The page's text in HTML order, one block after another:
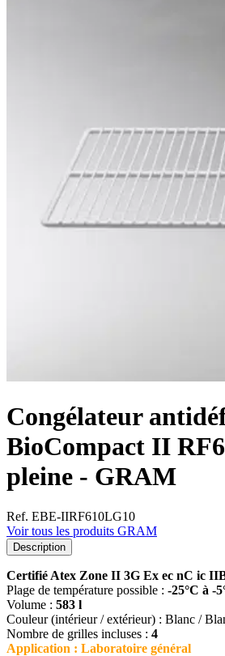
Congélateur
BioCompact II
pleine - GRAM
Ref. EBE-IIRF610LG10
Voir tous les produits GRAM
Description
Certifié Atex Zone II 3G Ex ec nC ic
Plage de température possible : -25°C à -
Volume : 583 l
Couleur (intérieur / extérieur) : Blanc /
Nombre de grilles incluses : 4
Application : Laboratoire général